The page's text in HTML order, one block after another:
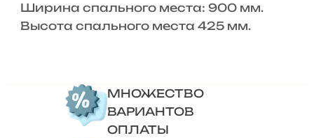
Ширина спального места: 900 мм.
Высота спального места 425 мм.
МНОЖЕСТВО
ВАРИАНТОВ
ОПЛАТЫ